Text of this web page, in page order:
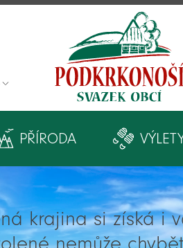
Zpět na titulní stranu
PŘÍRODA
krajina si získá i